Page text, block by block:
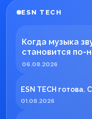
ESN TECH
Когда музыка
становится
06.08.2026
ESN TECH
01.08.2026